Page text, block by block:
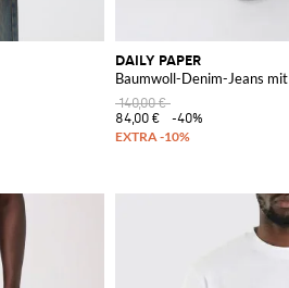
DAILY PAPER
Baumwoll-Denim-Jeans
140,00 €
84,00 €
-40%